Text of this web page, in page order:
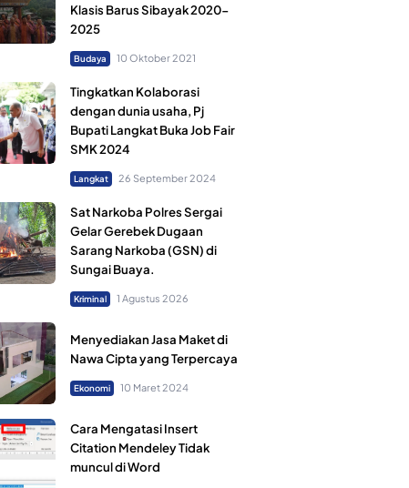
Klasis Barus Sibayak 2020-
2025
Budaya 10 Oktober 2021
Tingkatkan Kolaborasi
dengan dunia usaha, Pj
Bupati Langkat Buka Job Fair
SMK 2024
Langkat 26 September 2024
Sat Narkoba Polres Sergai
Gelar Gerebek Dugaan
Sarang Narkoba (GSN) di
Sungai Buaya.
Kriminal 1 Agustus 2026
Menyediakan Jasa Maket di
Nawa Cipta yang Terpercaya
Ekonomi 10 Maret 2024
Cara Mengatasi Insert
Citation Mendeley Tidak
muncul di Word